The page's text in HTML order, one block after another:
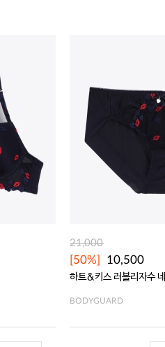
21,000
[50%] 10,500
하트&키스 러블리자수
BODYGUARD